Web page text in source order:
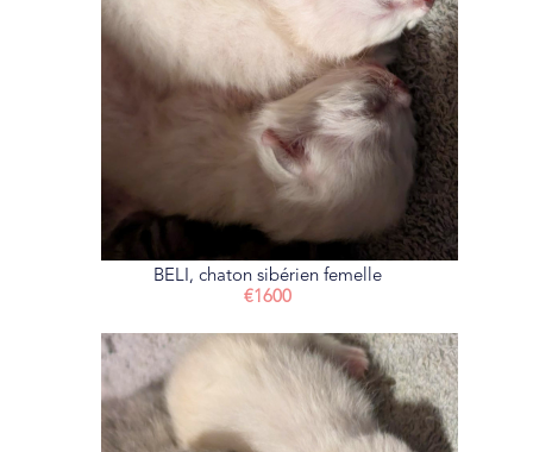
BELI, chaton sibérien femelle
€1600